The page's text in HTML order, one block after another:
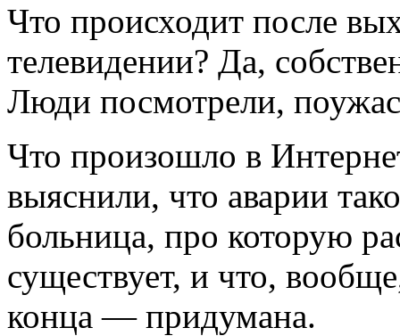
Что происходит после
телевидении? Да,
Люди посмотрели,
Что произошло в
выяснили, что аварии
больница, про которую
существует, и что,
конца — придумана.